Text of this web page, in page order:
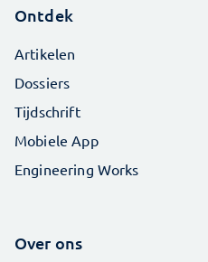
Ontdek
Artikelen
Dossiers
Tijdschrift
Mobiele App
Engineering Works
Over ons